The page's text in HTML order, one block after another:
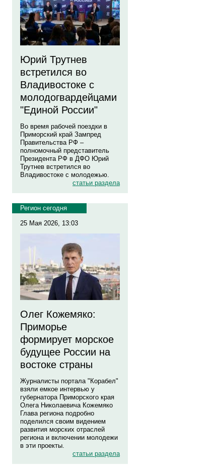
Юрий Трутнев
встретился во
Владивостоке с
молодогвардейцами
"Единой России"
Во время рабочей поездки в
Приморский край Зампред
Правительства РФ –
полномочный представитель
Президента РФ в ДФО Юрий
Трутнев встретился во
Владивостоке с молодежью.
статьи раздела
Регион сегодня
25 Мая 2026, 13:03
Олег Кожемяко:
Приморье
формирует морское
будущее России на
востоке страны
Журналисты портала "Корабел"
взяли емкое интервью у
губернатора Приморского края
Олега Николаевича Кожемяко
Глава региона подробно
поделился своим видением
развития морских отраслей
региона и включении молодежи
в эти проекты.
статьи раздела